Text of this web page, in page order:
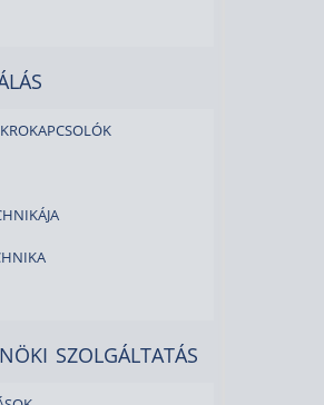
szolgáltatás